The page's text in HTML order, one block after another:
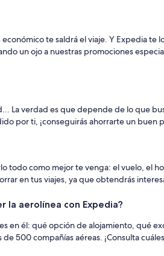
te saldrá el viaje. Y Expedia
un ojo a nuestras promociones
La verdad es que depende de lo que
por ti, ¡conseguirás ahorrarte un buen
todo como mejor te venga: el vuelo, el
en tus viajes, ya que obtendrás
la aerolínea con Expedia?
él: qué opción de alojamiento, qué
500 compañías aéreas. ¡Consulta